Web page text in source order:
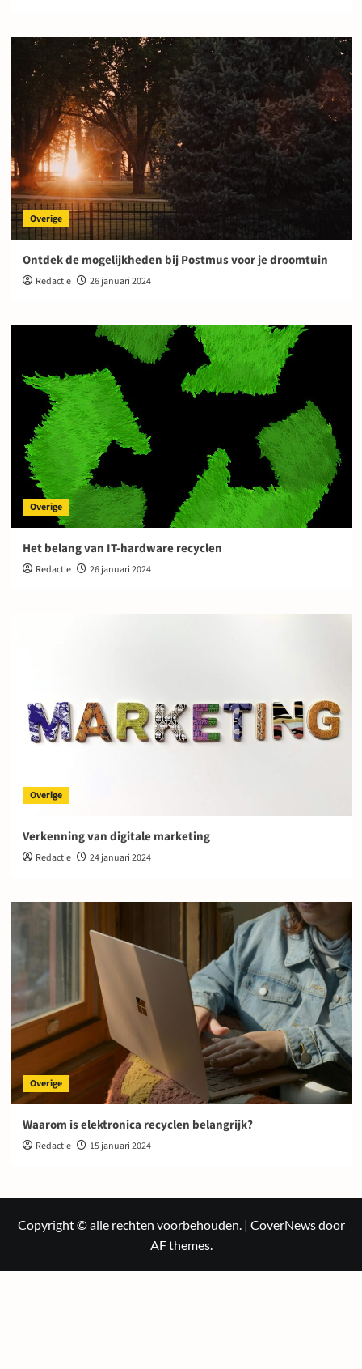
Overige
Ontdek de mogelijkheden bij Postmus voor je droomtuin
Redactie 26 januari 2024
Overige
Het belang van IT-hardware recyclen
Redactie 26 januari 2024
Overige
Verkenning van digitale marketing
Redactie 24 januari 2024
Overige
Waarom is elektronica recyclen belangrijk?
Redactie 15 januari 2024
Copyright © alle rechten voorbehouden. | CoverNewsdoor
AF themes.